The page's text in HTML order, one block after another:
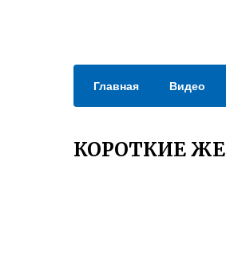
Главная Видео
КОРОТКИЕ